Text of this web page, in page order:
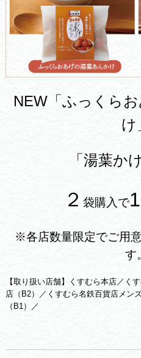
NEW「ふっくら
け
「湯葉か
２ 袋購入で
※各店数量限定でご用
す
【取り扱い店舗】くすむら本店／く
店（B2）／くすむら名鉄百貨店メン
（B1）／